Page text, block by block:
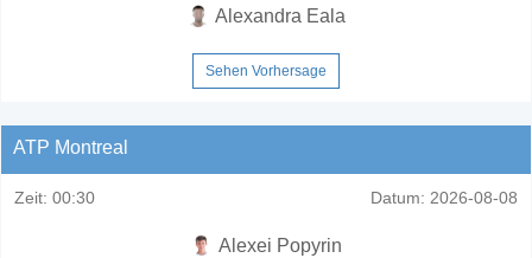
Alexandra Eala
Sehen Vorhersage
ATP Montreal
Zeit: 00:30 Datum: 2026-08-08
Alexei Popyrin